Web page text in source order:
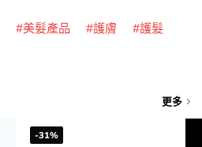
美髮產品 護膚
護髮
更多
-31%